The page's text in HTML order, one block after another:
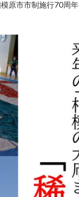
原市市制施行70周